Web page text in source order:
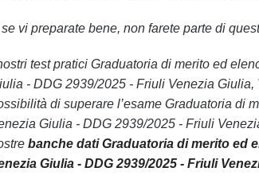
vi preparate bene, non farete parte di
test pratici Graduatoria di merito ed
- DDG 2939/2025 - Friuli Venezia Giulia,
di superare l’esame Graduatoria di
Giulia - DDG 2939/2025 - Friuli
banche dati Graduatoria di merito ed
Giulia - DDG 2939/2025 - Friuli